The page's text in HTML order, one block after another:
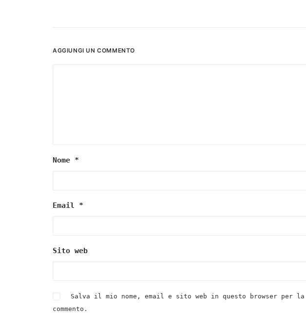
AGGIUNGI UN COMMENTO
Nome *
Email *
Sito web
Salva il mio nome, email e sito web in questo browser per la
commento.